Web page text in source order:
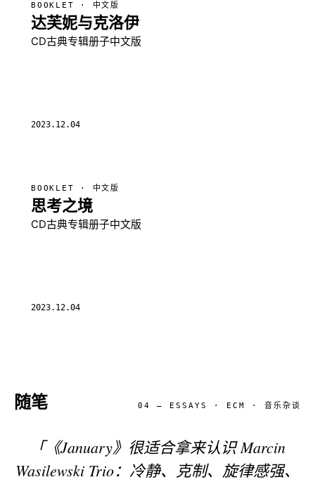
BOOKLET · 中文版
达芙妮与克洛伊
CD古典专辑册子中文版
2023.12.04
BOOKLET · 中文版
思考之境
CD古典专辑册子中文版
2023.12.04
随笔 04 — ESSAYS · ECM · 音乐杂谈
「《January》很适合拿来认识 Marcin
Wasilewski Trio：冷静、克制、旋律感强、